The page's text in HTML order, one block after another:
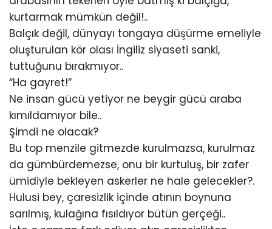
kurtarmak mümkün değil!..
Balçık değil, dünyayı tongaya düşürme emeliyle
oluşturulan kör olası İngiliz siyaseti sanki,
tuttuğunu bırakmıyor..
“Ha gayret!”
Ne insan gücü yetiyor ne beygir gücü araba
kımıldamıyor bile..
Şimdi ne olacak?
Bu top menzile gitmezde kurulmazsa, kurulmaz
da gümbürdemezse, onu bir kurtuluş, bir zafer
ümidiyle bekleyen askerler ne hale gelecekler?.
Hulusi bey, çaresizlik içinde atının boynuna
sarılmış, kulağına fısıldıyor bütün gerçeği..